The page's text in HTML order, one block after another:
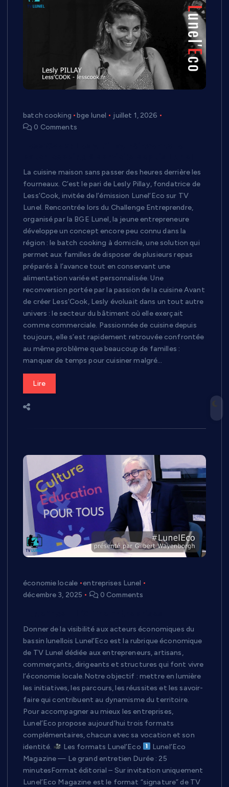
batch cooking bge lunel
juillet 1, 2026
0 Comments
La cuisine maison sans passer des heures derrière les
fourneaux. C’est le pari de Lesly Pillay, fondatrice de
Less’Cook, invitée de l’émission Lunel’Eco sur TV
Lunel. Rencontrée lors du Challenge Entreprendre,
organisé par la BGE Lunel, la jeune entrepreneure
développe un concept encore peu connu dans la
région : le batch cooking à domicile, une solution qui
permet aux familles de disposer de plusieurs repas
préparés à l’avance tout en conservant une
alimentation variée et personnalisée. Une
reconversion portée par la passion de la cuisine Avant
de créer Less’Cook, Lesly évoluait dans un tout autre
univers : le secteur du bâtiment où elle exerçait
comme commerciale. Passionnée de cuisine depuis
toujours, elle s’est rapidement retrouvée confrontée
au même problème que beaucoup de familles :
manquer de temps pour cuisiner malgré…
Lire
économie locale
entreprises Lunel
décembre 3, 2025
0 Comments
Donner de la visibilité aux acteurs économiques du
bassin lunellois Lunel’Eco est la rubrique économique
de TV Lunel dédiée aux entrepreneurs, artisans,
commerçants, dirigeants et structures qui font vivre
l’économie locale.Notre objectif : mettre en lumière
les initiatives, les parcours, les réussites et les savoir-
faire qui contribuent au dynamisme du territoire.
Pour accompagner au mieux les entreprises,
Lunel’Eco propose aujourd’hui trois formats
complémentaires, chacun avec sa vocation et son
identité.
Les formats Lunel’Eco
Lunel’Eco
Magazine — Le grand entretien Durée : 25
minutesFormat éditorial – Sur invitation uniquement
Lunel’Eco Magazine est le format “signature” de TV